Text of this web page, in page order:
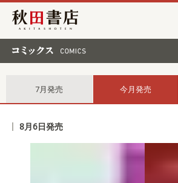
秋田書店
7月発売 今月発売
8月6日発売